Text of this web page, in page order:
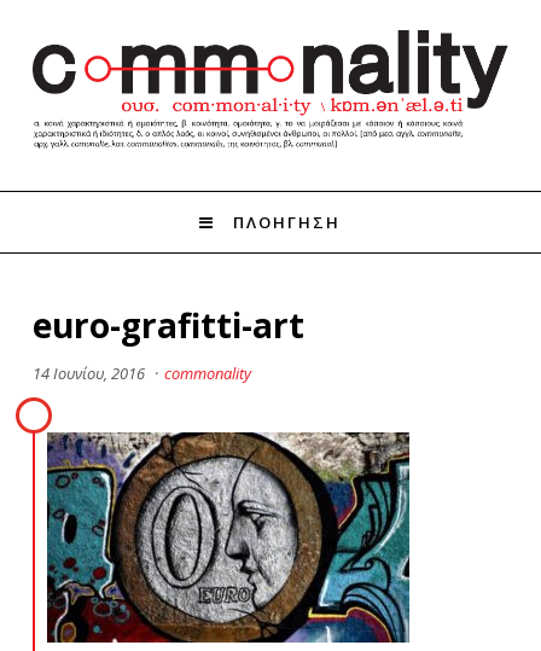
ΠΛΟΗΓΗΣΗ
euro-grafitti-art
14 Ιουνίου, 2016 · commonality